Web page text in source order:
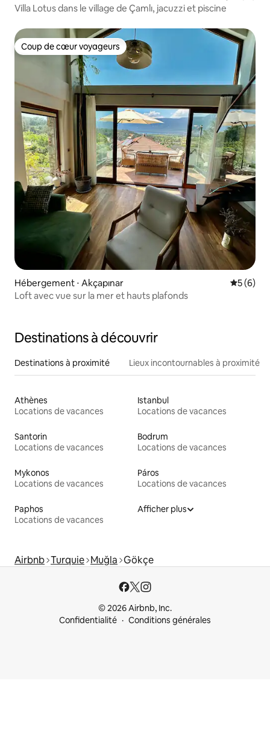
Villa Lotus dans le village de Çamlı, jacuzzi et piscine
Coup de cœur voyageurs
Coup de cœur voyageurs
Hébergement ⋅ Akçapınar
5 (6)
Loft avec vue sur la mer et hauts plafonds
Destinations à découvrir
Destinations à proximité Lieux incontournables à proximité
Athènes
Locations de vacances
Istanbul
Locations de vacances
Santorin
Locations de vacances
Bodrum
Locations de vacances
Mykonos
Locations de vacances
Páros
Locations de vacances
Paphos
Locations de vacances
Afficher plus
Airbnb Turquie Muğla Gökçe
© 2026 Airbnb, Inc.
Confidentialité
Conditions générales